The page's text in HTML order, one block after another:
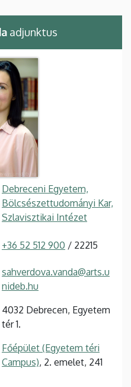
adjunktus
Debreceni Egyetem,
Bölcsészettudományi Kar,
Szlavisztikai Intézet
+36 52 512 900 / 22215
sahverdova.vanda@arts.u
nideb.hu
4032 Debrecen, Egyetem
tér 1.
Főépület (Egyetem téri
Campus), 2. emelet, 241